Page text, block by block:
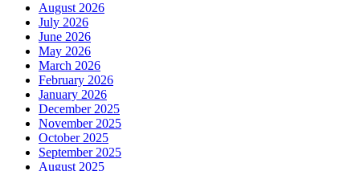
August 2026
July 2026
June 2026
May 2026
March 2026
February 2026
January 2026
December 2025
November 2025
October 2025
September 2025
August 2025